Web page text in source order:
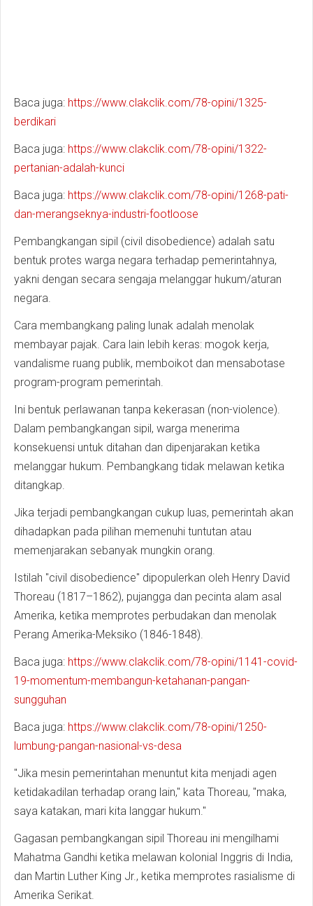
Baca juga: https://www.clakclik.com/78-opini/1325-
berdikari
Baca juga: https://www.clakclik.com/78-opini/1322-
pertanian-adalah-kunci
Baca juga: https://www.clakclik.com/78-opini/1268-pati-
dan-merangseknya-industri-footloose
Pembangkangan sipil (civil disobedience) adalah satu
bentuk protes warga negara terhadap pemerintahnya,
yakni dengan secara sengaja melanggar hukum/aturan
negara.
Cara membangkang paling lunak adalah menolak
membayar pajak. Cara lain lebih keras: mogok kerja,
vandalisme ruang publik, memboikot dan mensabotase
program-program pemerintah.
Ini bentuk perlawanan tanpa kekerasan (non-violence).
Dalam pembangkangan sipil, warga menerima
konsekuensi untuk ditahan dan dipenjarakan ketika
melanggar hukum. Pembangkang tidak melawan ketika
ditangkap.
Jika terjadi pembangkangan cukup luas, pemerintah akan
dihadapkan pada pilihan memenuhi tuntutan atau
memenjarakan sebanyak mungkin orang.
Istilah "civil disobedience" dipopulerkan oleh Henry David
Thoreau (1817–1862), pujangga dan pecinta alam asal
Amerika, ketika memprotes perbudakan dan menolak
Perang Amerika-Meksiko (1846-1848).
Baca juga: https://www.clakclik.com/78-opini/1141-covid-
19-momentum-membangun-ketahanan-pangan-
sungguhan
Baca juga: https://www.clakclik.com/78-opini/1250-
lumbung-pangan-nasional-vs-desa
"Jika mesin pemerintahan menuntut kita menjadi agen
ketidakadilan terhadap orang lain," kata Thoreau, "maka,
saya katakan, mari kita langgar hukum."
Gagasan pembangkangan sipil Thoreau ini mengilhami
Mahatma Gandhi ketika melawan kolonial Inggris di India,
dan Martin Luther King Jr., ketika memprotes rasialisme di
Amerika Serikat.